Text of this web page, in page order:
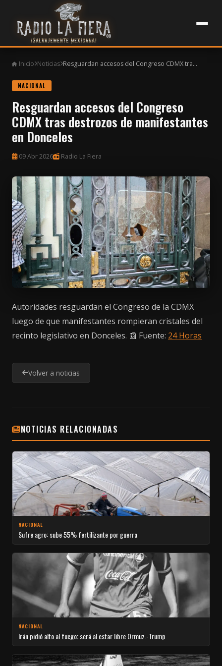
Inicio Noticias Resguardan accesos del Congreso CDMX tra...
NACIONAL
Resguardan accesos del Congreso
CDMX tras destrozos de manifestantes
en Donceles
09 Abr 2026 Radio La Fiera
Autoridades resguardan el Congreso de la CDMX
luego de que manifestantes rompieran cristales del
recinto legislativo en Donceles. 📰 Fuente: 24 Horas
Volver a noticias
NOTICIAS RELACIONADAS
NACIONAL
Sufre agro: sube 55% fertilizante por guerra
NACIONAL
Irán pidió alto al fuego; será al estar libre Ormuz.-Trump